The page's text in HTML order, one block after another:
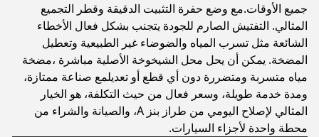
جميع الأوقات.مع وضع حفرة التثبيت الدقيقة وقطر التجميع
المثالي. التفتيش الصارم للجودة يتجنب بشكل فعال الأخطاء
الشائعة مثل تسرب المياه والضوضاء غير الطبيعية وتعطيل
المضخة. يمكن أن يحل محل الشيخوخة الأصلية مباشرة ،مضخة
مياه متسربة ومتضررة دون أي قطع أو تعديلمع صناعة ممتازة،
ومدة خدمة طويلة، وسعر فعال من حيث التكلفة، هو الخيار
المثالي لإصلاح اليومي من طراز بنز A، والصيانة والشراء من
محطة واحدة لأجزاء السيارات.